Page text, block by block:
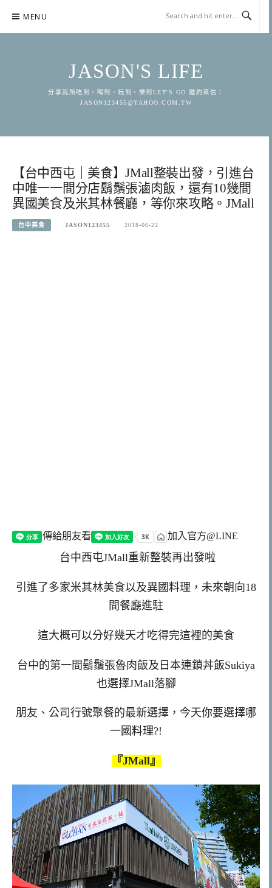
content
MENU
JASON'S LIFE
分享我所吃到、喝到、玩到、樂到LET'S GO 邀約來信：
JASON123455@YAHOO.COM.TW
【台中西屯｜美食】JMall整裝出發，引進台
中唯一一間分店鬍鬚張滷肉飯，還有10幾間
異國美食及米其林餐廳，等你來攻略。JMall
台中美食 JASON123455 2018-06-22
傳給朋友看 加入官方@LINE
台中西屯JMall重新整裝再出發啦
引進了多家米其林美食以及異國料理，未來朝向18
間餐廳進駐
這大概可以分好幾天才吃得完這裡的美食
台中的第一間鬍鬚張魯肉飯及日本連鎖丼飯Sukiya
也選擇JMall落腳
朋友、公司行號聚餐的最新選擇，今天你要選擇哪
一國料理?!
『JMall』